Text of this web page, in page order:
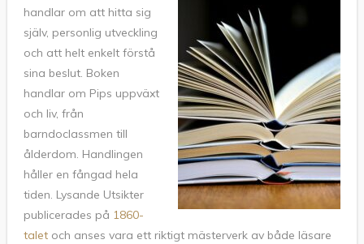
handlar om att hitta sig
själv, personlig utveckling
och att helt enkelt förstå
sina beslut. Boken
handlar om Pips uppväxt
och liv, från
barndoclassmen till
ålderdom. Handlingen
håller en fångad hela
tiden. Lysande Utsikter
publicerades på 1860-
taletoch anses vara ett riktigt mästerverk av både läsare